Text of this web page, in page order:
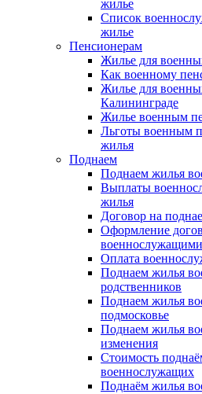
жилье
Список
жилье
Пенсионерам
Жилье для
Как военному
Жилье для
Калининграде
Жилье военным
Льготы военным
жилья
Поднаем
Поднаем жилья
Выплаты
жилья
Договор на
Оформление
военнослужащими
Оплата
Поднаем жилья
родственников
Поднаем жилья
подмосковье
Поднаем жилья
изменения
Стоимость
военнослужащих
Поднаём жилья